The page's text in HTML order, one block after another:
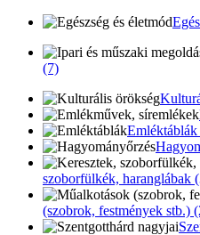
(7)
szoborfülkék, haranglábak
(szobrok, festmények stb.)